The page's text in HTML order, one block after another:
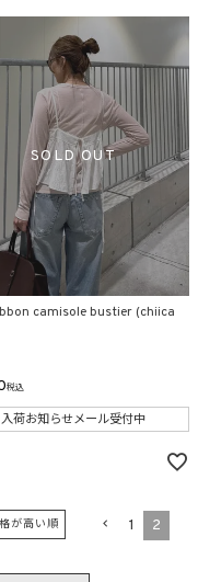
camisole bustier (chiica
税込
入荷お知らせメール受付中
が高い順 1 2